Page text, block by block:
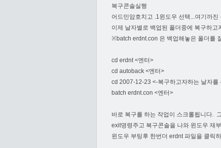
복구콘솔실행
어드민암호치고 .1윈도우 선택...여기까
이제 날자별로 백업된 폴더중에 복구하
※batch erdnt.con 은 백업해놓은 폴더를
cd erdnt <엔터>
cd autoback <엔터>
cd 2007-12-23 <-복구하고자하는 날자를
batch erdnt.con <엔터>
바로 복구를 하는 작업이 스크롤됩니다.
exit명령주고 복구콘솔을 나와 윈도우 재
윈도우 부팅후 한번더 erdnt 파일을 클릭